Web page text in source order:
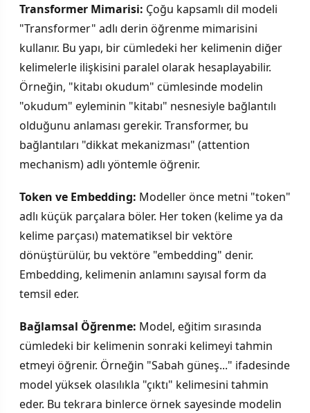
Transformer Mimarisi: Çoğu kapsamlı dil modeli
"Transformer" adlı derin öğrenme mimarisini
kullanır. Bu yapı, bir cümledeki her kelimenin diğer
kelimelerle ilişkisini paralel olarak hesaplayabilir.
Örneğin, "kitabı okudum" cümlesinde modelin
"okudum" eyleminin "kitabı" nesnesiyle bağlantılı
olduğunu anlaması gerekir. Transformer, bu
bağlantıları "dikkat mekanizması" (attention
mechanism) adlı yöntemle öğrenir.
Token ve Embedding: Modeller önce metni "token"
adlı küçük parçalara böler. Her token (kelime ya da
kelime parçası) matematiksel bir vektöre
dönüştürülür, bu vektöre "embedding" denir.
Embedding, kelimenin anlamını sayısal form da
temsil eder.
Bağlamsal Öğrenme: Model, eğitim sırasında
cümledeki bir kelimenin sonraki kelimeyi tahmin
etmeyi öğrenir. Örneğin "Sabah güneş..." ifadesinde
model yüksek olasılıkla "çıktı" kelimesini tahmin
eder. Bu tekrara binlerce örnek sayesinde modelin